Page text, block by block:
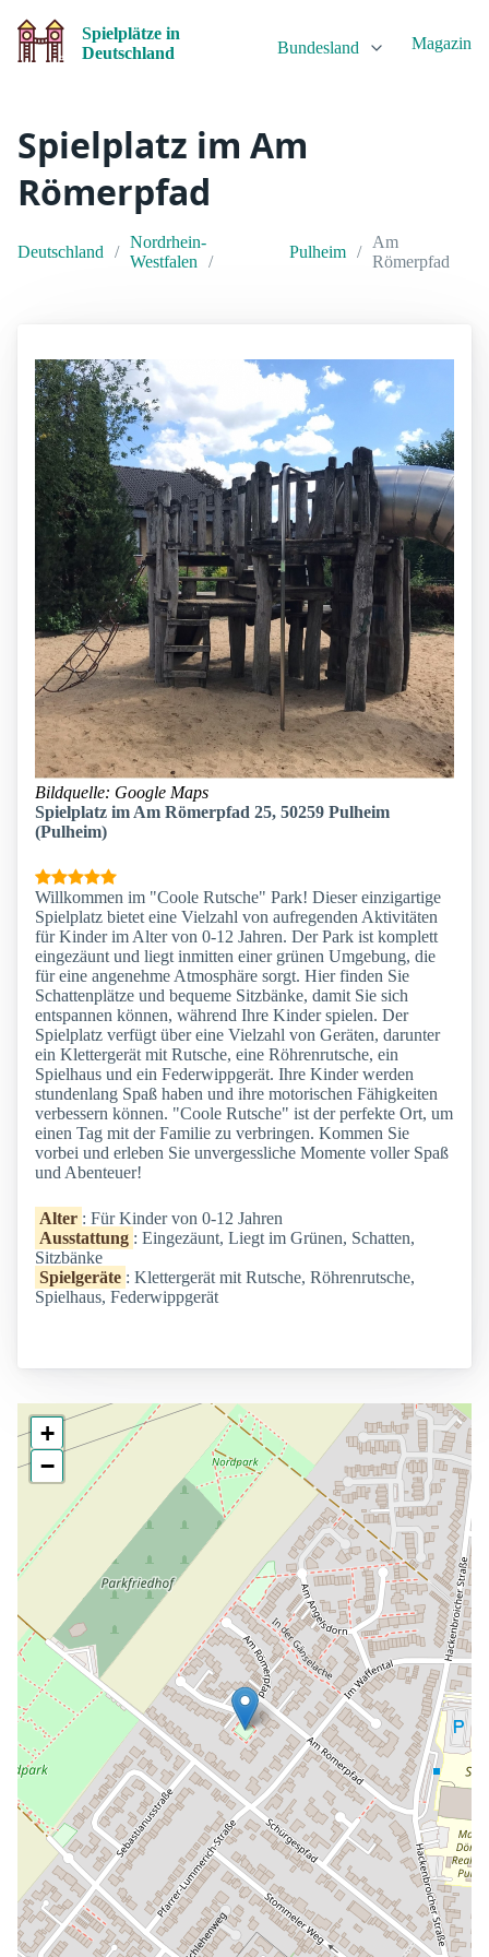
Spielplätze in
Deutschland
Bundesland Magazin
Spielplatz im Am
Römerpfad
Deutschland
Nordrhein-
Westfalen
Pulheim
Am
Römerpfad
Bildquelle: Google Maps
Spielplatz im Am Römerpfad 25, 50259 Pulheim
(Pulheim)
Willkommen im "Coole Rutsche" Park! Dieser einzigartige
Spielplatz bietet eine Vielzahl von aufregenden Aktivitäten
für Kinder im Alter von 0-12 Jahren. Der Park ist komplett
eingezäunt und liegt inmitten einer grünen Umgebung, die
für eine angenehme Atmosphäre sorgt. Hier finden Sie
Schattenplätze und bequeme Sitzbänke, damit Sie sich
entspannen können, während Ihre Kinder spielen. Der
Spielplatz verfügt über eine Vielzahl von Geräten, darunter
ein Klettergerät mit Rutsche, eine Röhrenrutsche, ein
Spielhaus und ein Federwippgerät. Ihre Kinder werden
stundenlang Spaß haben und ihre motorischen Fähigkeiten
verbessern können. "Coole Rutsche" ist der perfekte Ort, um
einen Tag mit der Familie zu verbringen. Kommen Sie
vorbei und erleben Sie unvergessliche Momente voller Spaß
und Abenteuer!
Alter : Für Kinder von 0-12 Jahren
Ausstattung : Eingezäunt, Liegt im Grünen, Schatten,
Sitzbänke
Spielgeräte : Klettergerät mit Rutsche, Röhrenrutsche,
Spielhaus, Federwippgerät
+
−